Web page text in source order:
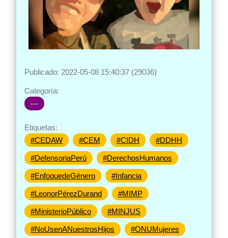
Publicado: 2022-05-08 15:40:37 (29036)
Categoría:
---
Etiquetas:
#CEDAW
#CEM #CIDH #DDHH
#DefensoriaPerú #DerechosHumanos
#EnfoquedeGénero #Infancia
#LeonorPérezDurand #MIMP
#MinisterioPúblico #MINJUS
#NoUsenANuestrosHijos #ONUMujeres